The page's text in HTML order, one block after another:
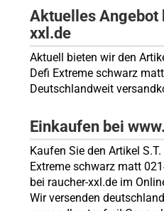
Aktuelles Angebot
xxl.de
Aktuell bieten wir den
Defi Extreme schwarz
Deutschlandweit
Einkaufen bei
Kaufen Sie den Artikel
Extreme schwarz matt
bei raucher-xxl.de im
Wir versenden